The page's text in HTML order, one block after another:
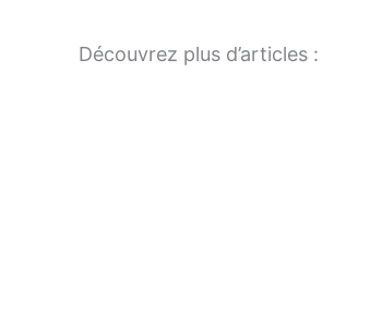
Découvrez plus d’articles :